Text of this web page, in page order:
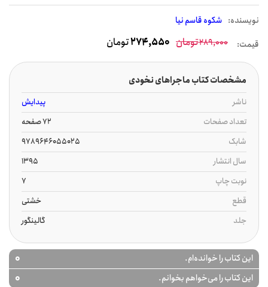
نويسنده: شکوه قاسم نیا
قیمت: 289,000تومان 274,550تومان
مشخصات کتاب ماجراهای نخودی
ناشر
پیدایش
تعداد صفحات
72 صفحه
شابک
9789646055025
سال انتشار
1395
نوبت چاپ
7
قطع
خشتی
جلد
گالینگور
این کتاب را خوانده‌ام. 0
این کتاب را می‌خواهم بخوانم. 0